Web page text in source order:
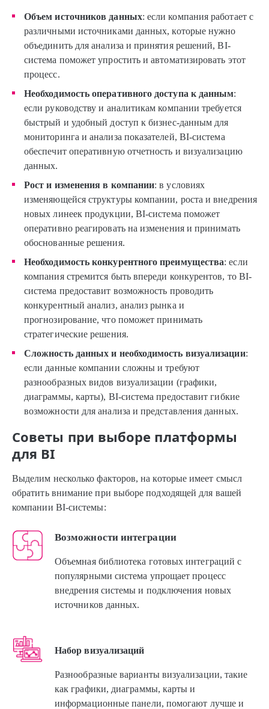
Объем источников данных: если компания работает с
различными источниками данных, которые нужно
объединить для анализа и принятия решений, BI-
система поможет упростить и автоматизировать этот
процесс.
Необходимость оперативного доступа к данным:
если руководству и аналитикам компании требуется
быстрый и удобный доступ к бизнес-данным для
мониторинга и анализа показателей, BI-система
обеспечит оперативную отчетность и визуализацию
данных.
Рост и изменения в компании: в условиях
изменяющейся структуры компании, роста и внедрения
новых линеек продукции, BI-система поможет
оперативно реагировать на изменения и принимать
обоснованные решения.
Необходимость конкурентного преимущества: если
компания стремится быть впереди конкурентов, то BI-
система предоставит возможность проводить
конкурентный анализ, анализ рынка и
прогнозирование, что поможет принимать
стратегические решения.
Сложность данных и необходимость визуализации:
если данные компании сложны и требуют
разнообразных видов визуализации (графики,
диаграммы, карты), BI-система предоставит гибкие
возможности для анализа и представления данных.
Советы при выборе платформы
для BI
Выделим несколько факторов, на которые имеет смысл
обратить внимание при выборе подходящей для вашей
компании BI-системы:
Возможности интеграции
Объемная библиотека готовых интеграций с
популярными система упрощает процесс
внедрения системы и подключения новых
источников данных.
Набор визуализаций
Разнообразные варианты визуализации, такие
как графики, диаграммы, карты и
информационные панели, помогают лучше и